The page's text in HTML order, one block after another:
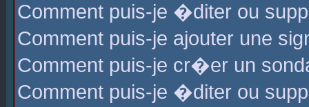
Comment puis-je �diter ou
Comment puis-je ajouter une
Comment puis-je cr�er un
Comment puis-je �diter ou